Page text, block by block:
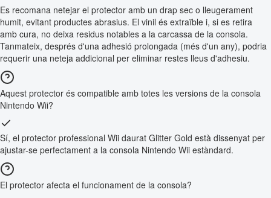
Es recomana netejar el protector amb un drap sec o lleugerament
humit, evitant productes abrasius. El vinil és extraïble i, si es retira
amb cura, no deixa residus notables a la carcassa de la consola.
Tanmateix, després d'una adhesió prolongada (més d'un any), podria
requerir una neteja addicional per eliminar restes lleus d'adhesiu.
Aquest protector és compatible amb totes les versions de la consola
Nintendo Wii?
Sí, el protector professional Wii daurat Glitter Gold està dissenyat per
ajustar-se perfectament a la consola Nintendo Wii estàndard.
El protector afecta el funcionament de la consola?